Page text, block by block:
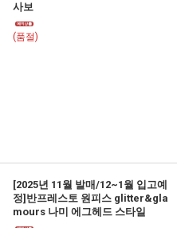
사보
(품절)
[2025년 11월 발매/12~1월 입고예
정]반프레스토 원피스 glitter&gla
mours 나미 에그헤드 스타일